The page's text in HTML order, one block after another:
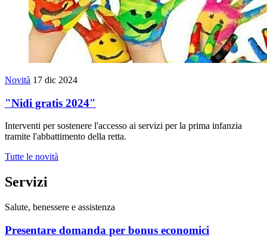
Novità 17 dic 2024
"Nidi gratis 2024"
Interventi per sostenere l'accesso ai servizi per la prima infanzia
tramite l'abbattimento della retta.
Tutte le novità
Servizi
Salute, benessere e assistenza
Presentare domanda per bonus economici